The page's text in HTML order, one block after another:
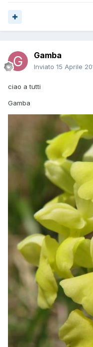
Gamba
Inviato 15 Aprile
ciao a tutti
Gamba